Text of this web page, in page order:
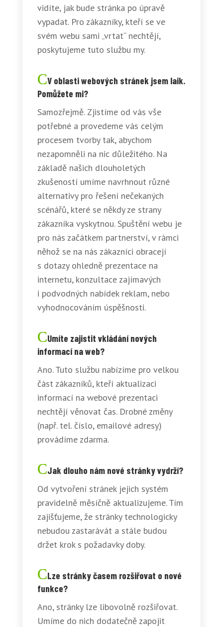
vidíte, jak bude stránka po úpravě
vypadat. Pro zákazníky, kteří se ve
svém webu sami „vrtat“ nechtějí,
poskytujeme tuto službu my.
V oblasti webových stránek jsem laik.
Pomůžete mi?
Samozřejmě. Zjistíme od vás vše
potřebné a provedeme vás celým
procesem tvorby tak, abychom
nezapomněli na nic důležitého. Na
základě našich dlouholetých
zkušeností umíme navrhnout různé
alternativy pro řešení nečekaných
scénářů, které se někdy ze strany
zákazníka vyskytnou. Spuštění webu je
pro nás začátkem partnerství, v rámci
něhož se na nás zákazníci obracejí
s dotazy ohledně prezentace na
internetu, konzultace zajímavých
i podvodných nabídek reklam, nebo
vyhodnocováním úspěšnosti.
Umíte zajistit vkládání nových
informací na web?
Ano. Tuto službu nabízíme pro velkou
část zákazníků, kteří aktualizaci
informací na webové prezentaci
nechtějí věnovat čas. Drobné změny
(např. tel. číslo, emailové adresy)
provádíme zdarma.
Jak dlouho nám nové stránky vydrží?
Od vytvoření stránek jejich systém
pravidelně měsíčně aktualizujeme. Tím
zajišťujeme, že stránky technologicky
nebudou zastarávát a stále budou
držet krok s požadavky doby.
Lze stránky časem rozšiřovat o nové
funkce?
Ano, stránky lze libovolně rozšiřovat.
Umíme do nich dodatečně zapojit